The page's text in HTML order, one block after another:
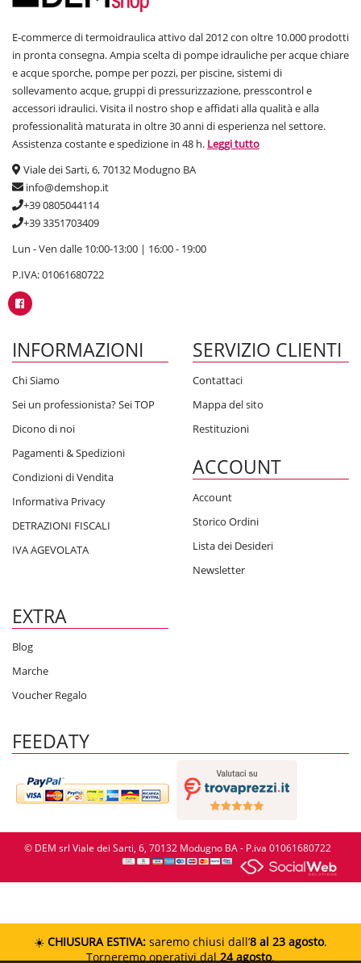
E-commerce di termoidraulica attivo dal 2012 con oltre 10.000 prodotti
in pronta consegna. Ampia scelta di pompe idrauliche per acque chiare
e acque sporche, pompe per pozzi, per piscine, sistemi di
sollevamento acque, gruppi di pressurizzazione, presscontrol e
accessori idraulici. Visita il nostro shop e affidati alla qualità e alla
professionalità maturata in oltre 30 anni di esperienza nel settore.
Assistenza costante e spedizione in 48 h. Leggi tutto
Viale dei Sarti, 6, 70132 Modugno BA
info@demshop.it
+39 0805044114
+39 3351703409
Lun - Ven dalle 10:00-13:00 | 16:00 - 19:00
P.IVA: 01061680722
INFORMAZIONI
Chi Siamo
Sei un professionista? Sei TOP
Dicono di noi
Pagamenti & Spedizioni
Condizioni di Vendita
Informativa Privacy
DETRAZIONI FISCALI
IVA AGEVOLATA
SERVIZIO CLIENTI
Contattaci
Mappa del sito
Restituzioni
ACCOUNT
Account
Storico Ordini
Lista dei Desideri
Newsletter
EXTRA
Blog
Marche
Voucher Regalo
FEEDATY
© DEM srl Viale dei Sarti, 6, 70132 Modugno BA - P.iva 01061680722
☀️ CHIUSURA ESTIVA: saremo chiusi dall’8 al 23 agosto.
Torneremo operativi dal24 agosto.